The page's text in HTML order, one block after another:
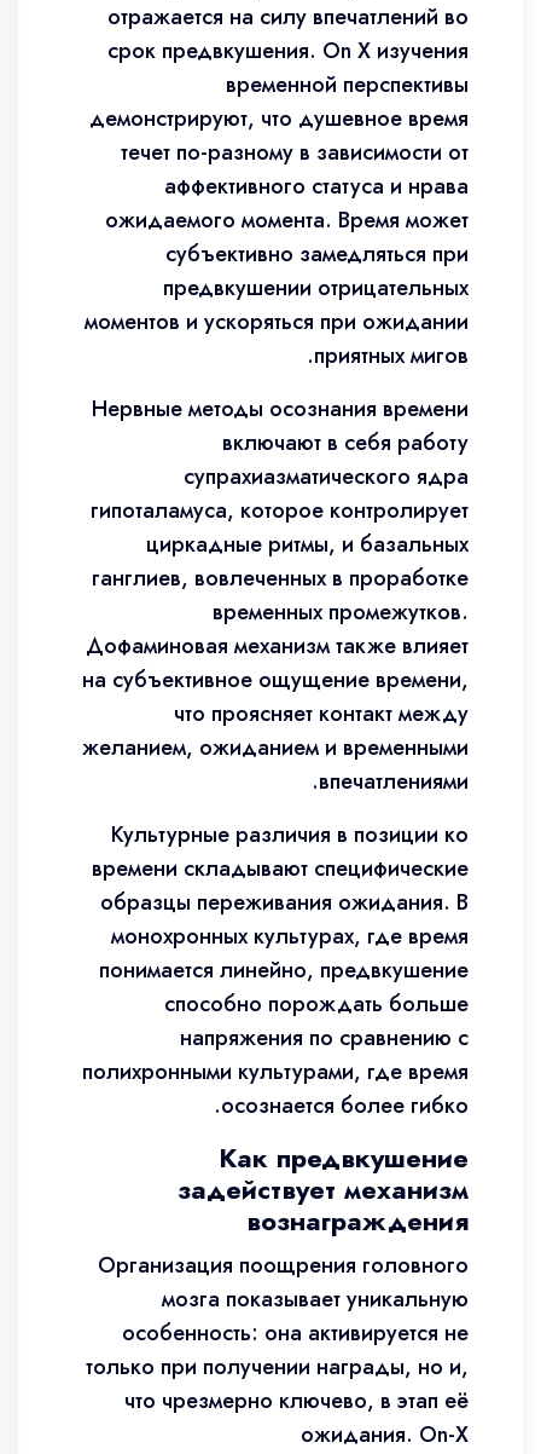
отражается на силу впечатлений во
срок предвкушения. On X изучения
временной перспективы
демонстрируют, что душевное время
течет по-разному в зависимости от
аффективного статуса и нрава
ожидаемого момента. Время может
субъективно замедляться при
предвкушении отрицательных
моментов и ускоряться при ожидании
приятных мигов.
Нервные методы осознания времени
включают в себя работу
супрахиазматического ядра
гипоталамуса, которое контролирует
циркадные ритмы, и базальных
ганглиев, вовлеченных в проработке
временных промежутков.
Дофаминовая механизм также влияет
на субъективное ощущение времени,
что проясняет контакт между
желанием, ожиданием и временными
впечатлениями.
Культурные различия в позиции ко
времени складывают специфические
образцы переживания ожидания. В
монохронных культурах, где время
понимается линейно, предвкушение
способно порождать больше
напряжения по сравнению с
полихронными культурами, где время
осознается более гибко.
Как предвкушение
задействует механизм
вознаграждения
Организация поощрения головного
мозга показывает уникальную
особенность: она активируется не
только при получении награды, но и,
что чрезмерно ключево, в этап её
ожидания. On-X